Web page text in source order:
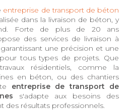
entreprise de transport de béton
dans la livraison de béton, y
Forte de plus de 20 ans
des services de livraison à
une précision et une
tous types de projets. Que
résidentiels, comme la
en béton, ou des chantiers
entreprise de transport de
s'adapte aux besoins des
des résultats professionnels.